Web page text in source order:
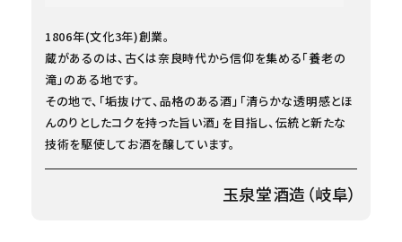
1806年(文化3年)創業。
蔵があるのは、古くは奈良時代から信仰を集める「養老の
滝」のある地です。
その地で、「垢抜けて、品格のある酒」「清らかな透明感とほ
んのりとしたコクを持った旨い酒」を目指し、伝統と新たな
技術を駆使してお酒を醸しています。
玉泉堂酒造（岐阜）